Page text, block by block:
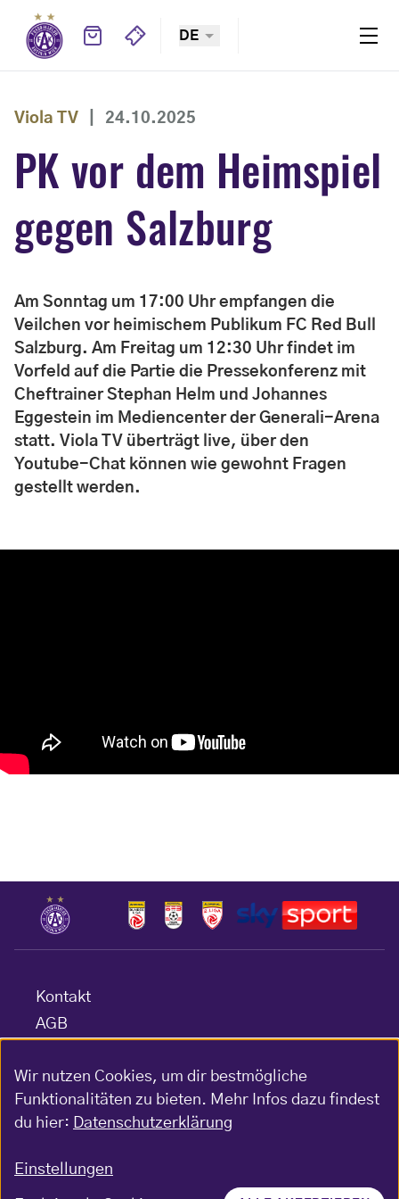
DE
Viola TV 24.10.2025
PK vor dem Heimspiel
gegen Salzburg
Am Sonntag um 17:00 Uhr empfangen die
Veilchen vor heimischem Publikum FC Red Bull
Salzburg. Am Freitag um 12:30 Uhr findet im
Vorfeld auf die Partie die Pressekonferenz mit
Cheftrainer Stephan Helm und Johannes
Eggestein im Mediencenter der Generali-Arena
statt. Viola TV überträgt live, über den
Youtube-Chat können wie gewohnt Fragen
gestellt werden.
Kontakt
AGB
Barrierefreiheitserklärung
Impressum
Gewinnspiel-Bedingungen
Wir nutzen Cookies, um dir bestmögliche
Funktionalitäten zu bieten. Mehr Infos dazu findest
du hier: Datenschutzerklärung
Einstellungen